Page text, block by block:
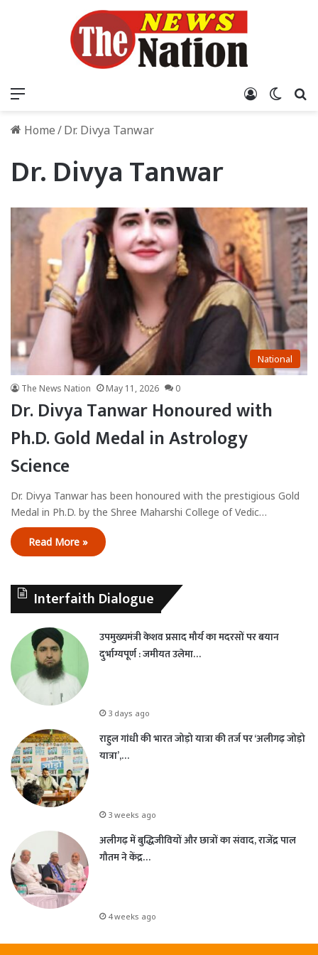
Log In
Home/Dr. Divya Tanwar
Dr. Divya Tanwar
National
The News Nation May 11, 2026 0
Dr. Divya Tanwar Honoured with
Ph.D. Gold Medal in Astrology
Science
Dr. Divya Tanwar has been honoured with the prestigious Gold
Medal in Ph.D. by the Shree Maharshi College of Vedic…
Read More »
Interfaith Dialogue
उपमुख्यमंत्री केशव प्रसाद मौर्य का मदरसों पर बयान
दुर्भाग्यपूर्ण : जमीयत उलेमा…
3 days ago
राहुल गांधी की भारत जोड़ो यात्रा की तर्ज पर ‘अलीगढ़ जोड़ो
यात्रा’,…
3 weeks ago
अलीगढ़ में बुद्धिजीवियों और छात्रों का संवाद, राजेंद्र पाल
गौतम ने केंद्र…
4 weeks ago